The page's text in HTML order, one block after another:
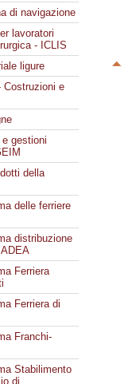
di navigazione
lavoratori
- ICLIS
ligure
Costruzioni e
gestioni
della
delle ferriere
distribuzione
Ferriera
Ferriera di
Franchi-
Stabilimento
di